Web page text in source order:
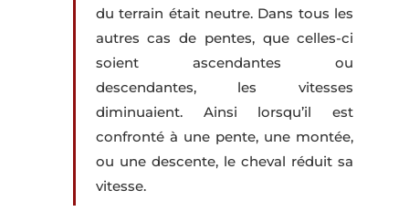
du terrain était neutre. Dans tous les
autres cas de pentes, que celles-ci
soient ascendantes ou
descendantes, les vitesses
diminuaient. Ainsi lorsqu’il est
confronté à une pente, une montée,
ou une descente, le cheval réduit sa
vitesse.